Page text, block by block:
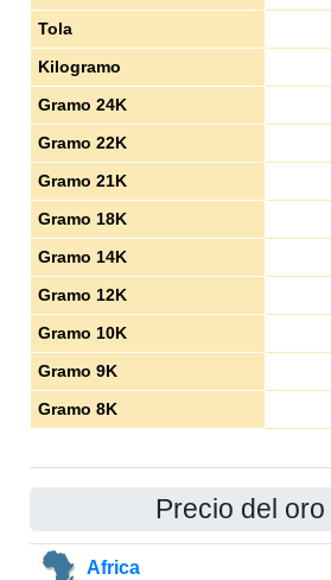
Tola
Kilogramo
Gramo 24K
Gramo 22K
Gramo 21K
Gramo 18K
Gramo 14K
Gramo 12K
Gramo 10K
Gramo 9K
Gramo 8K
Precio del
Africa